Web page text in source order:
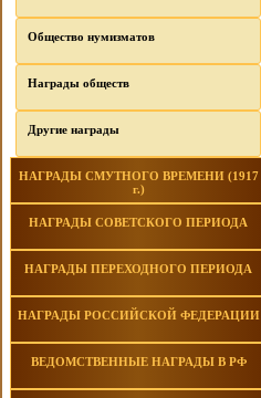
Общество нумизматов
Награды обществ
Другие награды
НАГРАДЫ СМУТНОГО ВРЕМЕНИ (1917
г.)
НАГРАДЫ СОВЕТСКОГО ПЕРИОДА
НАГРАДЫ ПЕРЕХОДНОГО ПЕРИОДА
НАГРАДЫ РОССИЙСКОЙ ФЕДЕРАЦИИ
ВЕДОМСТВЕННЫЕ НАГРАДЫ В РФ